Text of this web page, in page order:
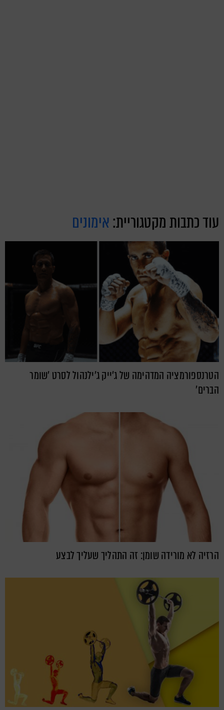
עוד כתבות מקטגוריית:אימונים
הטרנספורמציה המדהימה של ג'ייק ג'ילנהול לסרט 'שומר
הברים'
הרזיה לא מורידה שומן: זה התהליך שעליך לבצע